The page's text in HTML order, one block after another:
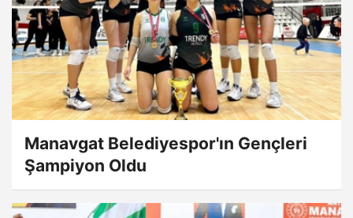
Manavgat Belediyespor'ın Gençleri
Şampiyon Oldu